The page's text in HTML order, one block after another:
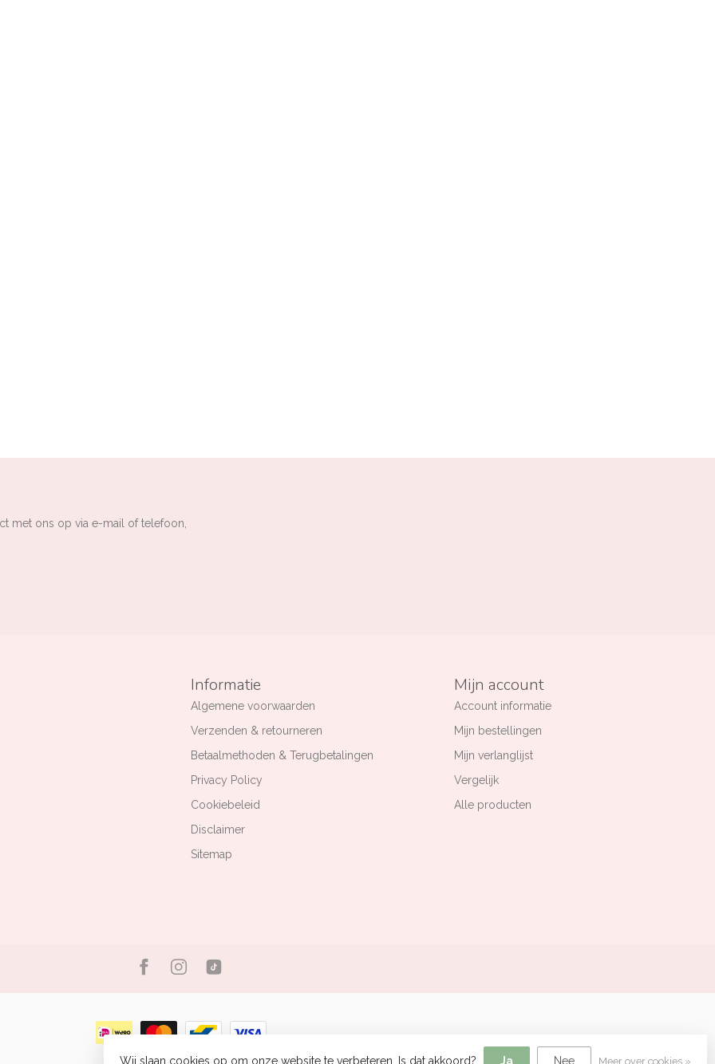
met ons op via e-mail of telefoon,
Informatie
Algemene voorwaarden
Verzenden & retourneren
Betaalmethoden & Terugbetalingen
Privacy Policy
Cookiebeleid
Disclaimer
Sitemap
Mijn account
Account informatie
Mijn bestellingen
Mijn verlanglijst
Vergelijk
Alle producten
Wij slaan cookies op om onze website te verbeteren. Is dat akkoord? Ja Nee Meer over cookies »